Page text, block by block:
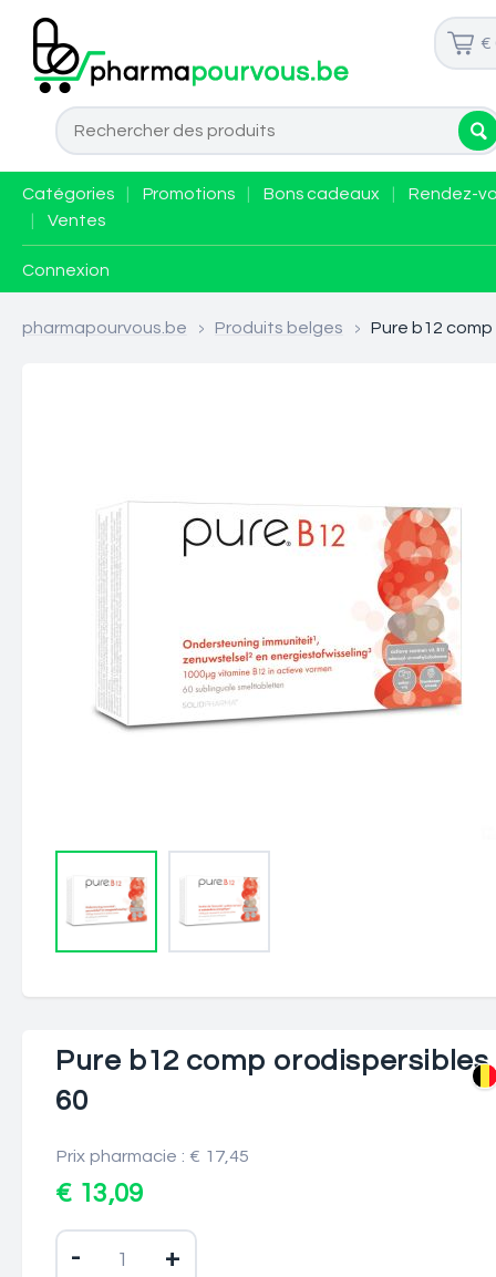
€
Catégories Promotions Bons cadeaux
Rendez-
Ventes
Connexion
pharmapourvous.be > Produits belges > Pure b12
Pure b12 comp orodispersibles
60
Prix pharmacie : € 17,45
€ 13,09
- +